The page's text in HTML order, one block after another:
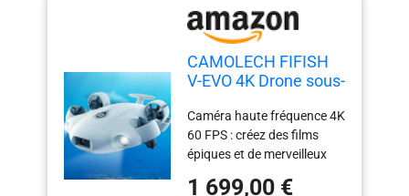
CAMOLECH FIFISH
V-EVO 4K Drone sous-
AI Vision Lock
mouvement
omnidirectionnel à
360° 100M Diving
Caméra haute fréquence 4K
60 FPS : créez des films
épiques et de merveilleux
le système de caméras mis
1 699,00 €